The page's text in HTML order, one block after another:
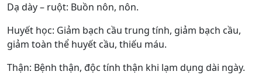
Dạ dày – ruột: Buồn nôn, nôn.
Huyết học: Giảm bạch cầu trung tính, giảm bạch cầu,
giảm toàn thể huyết cầu, thiếu máu.
Thận: Bệnh thận, độc tính thận khi lạm dụng dài ngày.